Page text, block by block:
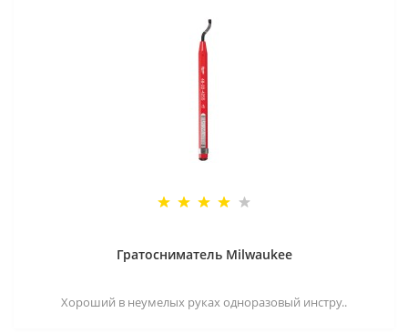
Гратосниматель Milwaukee
Хороший в неумелых руках одноразовый инстру..